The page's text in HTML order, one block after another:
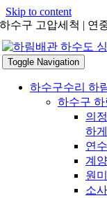
Skip to content
하수구 고압세척 | 연
Toggle Navigation
하수구수리 하
하수구
의
하게
연
계
원
소